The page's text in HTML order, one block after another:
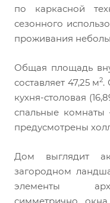
по каркасной
сезонного
проживания
Общая площадь
составляет 47,25 м2.
кухня-столовая
спальные комнаты
предусмотрены
Дом выглядит
загородном
элементы